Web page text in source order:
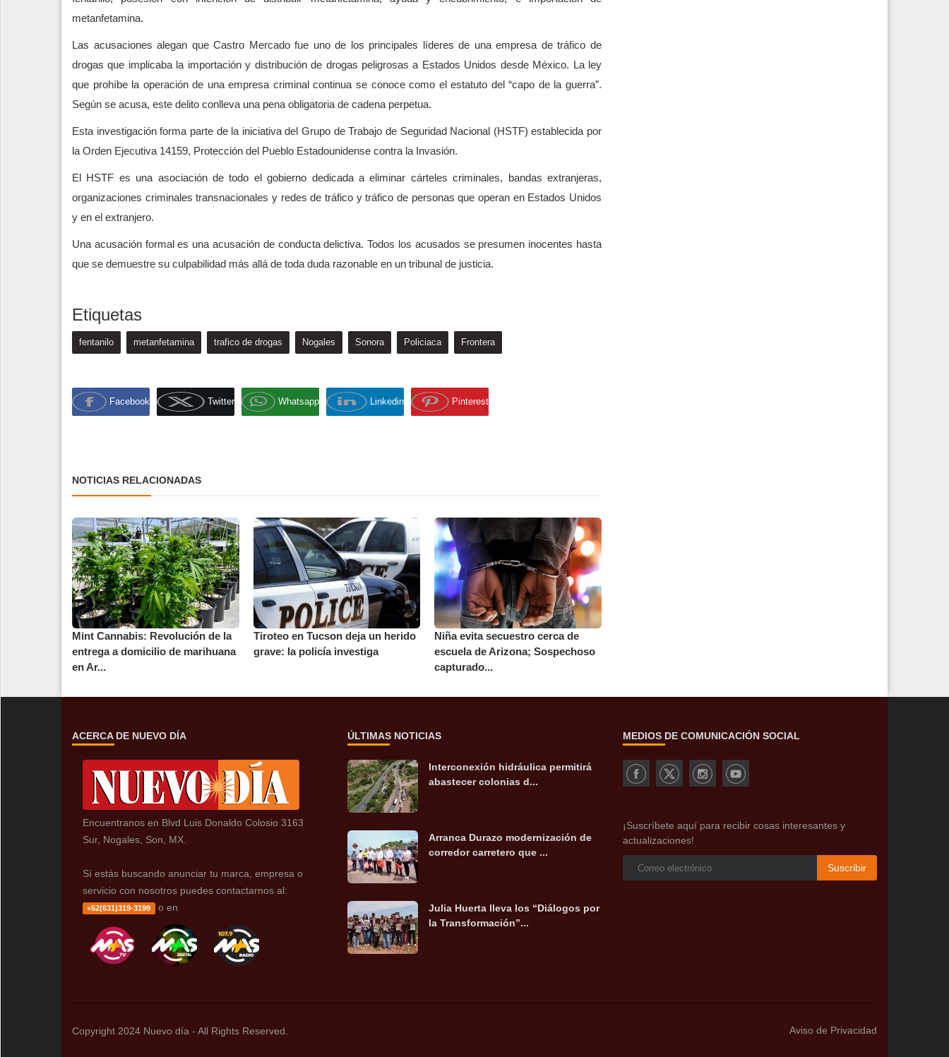
metanfetamina.
Las acusaciones alegan que Castro Mercado fue uno de los principales líderes de una empresa de tráfico de
drogas que implicaba la importación y distribución de drogas peligrosas a Estados Unidos desde México. La ley
que prohíbe la operación de una empresa criminal continua se conoce como el estatuto del “capo de la guerra”.
Según se acusa, este delito conlleva una pena obligatoria de cadena perpetua.
Esta investigación forma parte de la iniciativa del Grupo de Trabajo de Seguridad Nacional (HSTF) establecida por
la Orden Ejecutiva 14159, Protección del Pueblo Estadounidense contra la Invasión.
El HSTF es una asociación de todo el gobierno dedicada a eliminar cárteles criminales, bandas extranjeras,
organizaciones criminales transnacionales y redes de tráfico y tráfico de personas que operan en Estados Unidos
y en el extranjero.
Una acusación formal es una acusación de conducta delictiva. Todos los acusados se presumen inocentes hasta
que se demuestre su culpabilidad más allá de toda duda razonable en un tribunal de justicia.
Etiquetas
fentanilo metanfetamina trafico de drogas Nogales Sonora Policiaca Frontera
Facebook Twitter Whatsapp Linkedin Pinterest
NOTICIAS RELACIONADAS
Mint Cannabis: Revolución de la
entrega a domicilio de marihuana
en Ar...
Tiroteo en Tucson deja un herido
grave: la policía investiga
Niña evita secuestro cerca de
escuela de Arizona; Sospechoso
capturado...
ACERCA DE NUEVO DÍA
Encuentranos en Blvd Luis Donaldo Colosio 3163
Sur, Nogales, Son, MX.
Sí estás buscando anunciar tu marca, empresa o
servicio con nosotros puedes contactarnos al:
+52(631)319-3199 o en
ÚLTIMAS NOTICIAS
Interconexión hidráulica permitirá
abastecer colonias d...
Arranca Durazo modernización de
corredor carretero que ...
Julia Huerta lleva los “Diálogos por
la Transformación”...
MEDIOS DE COMUNICACIÓN SOCIAL
¡Suscríbete aquí para recibir cosas interesantes y
actualizaciones!
Suscribir
Copyright 2024 Nuevo día - All Rights Reserved. Aviso de Privacidad